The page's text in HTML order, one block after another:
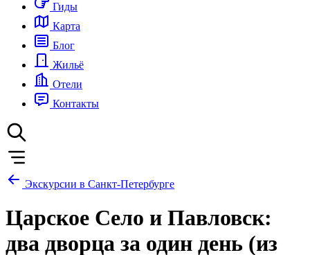
Гиды
Карта
Блог
Жильё
Отели
Контакты
Экскурсии в Санкт-Петербурге
Царское Село и Павловск:
два дворца за один день (из